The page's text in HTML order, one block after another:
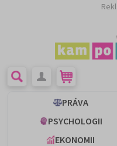
PRÁVA
PSYCHOLOGII
EKONOMII